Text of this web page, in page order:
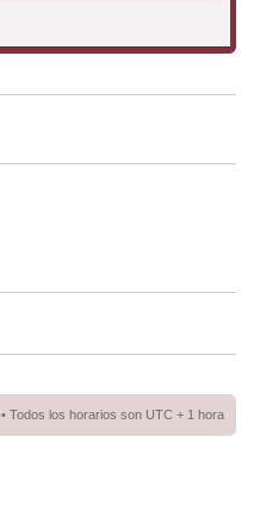
• Todos los horarios son UTC + 1 hora